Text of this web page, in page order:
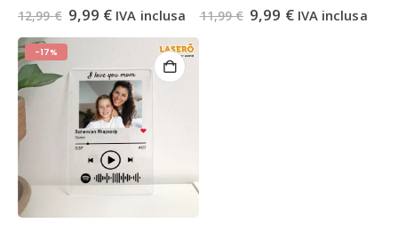
4.43 Su 5
12,99€ Il
prezzo
originale
era:
12,99 €.
9,99 €Il
attuale
9,99 €.
IVA inclusa 4.43 Su 5
11,99€ Il
prezzo
9,99 €IlIVA inclusa
-17%